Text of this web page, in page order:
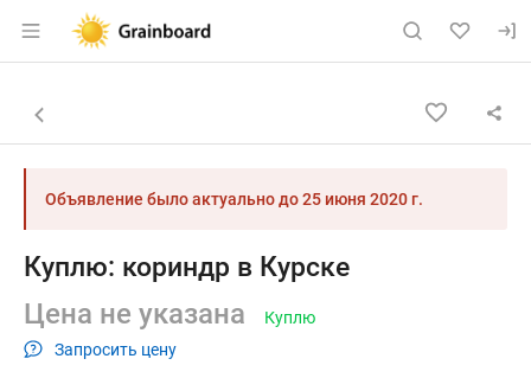
Раздел навигации по сайту
Объявление: Куплю: кориндр в
Навигация и управление объявлением
Назад к списку объявлений
Объявление было актуально до25 июня 2020 г.
Куплю: кориндр в Курске
Цена не указана
Запросить цену
Куплю